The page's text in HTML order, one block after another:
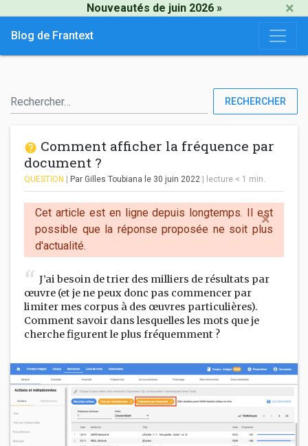
Nouveautés de juin 2026 » ×
Blog de Frantext
RECHERCHER
Comment afficher la fréquence par
document ?
QUESTION Par Gilles Toubiana le 30 juin 2022 lecture < 1 min.
Cet article est en ligne depuis longtemps. Il est
possible que la réponse proposée ne soit plus
d'actualité.
×
J’ai besoin de trier des milliers de résultats par
œuvre (et je ne peux donc pas commencer par
limiter mes corpus à des œuvres particulières).
Comment savoir dans lesquelles les mots que je
cherche figurent le plus fréquemment ?